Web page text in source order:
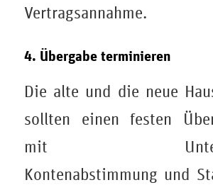
Vertragsannahme.
4. Übergabe terminieren
Die alte und die neue
sollten einen festen
mit
Kontenabstimmung und